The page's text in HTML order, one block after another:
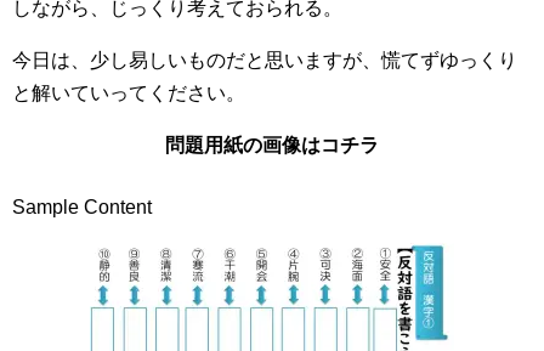
しながら、じっくり考えておられる。
今日は、少し易しいものだと思いますが、慌てずゆっくり
と解いていってください。
問題用紙の画像はコチラ
Sample Content